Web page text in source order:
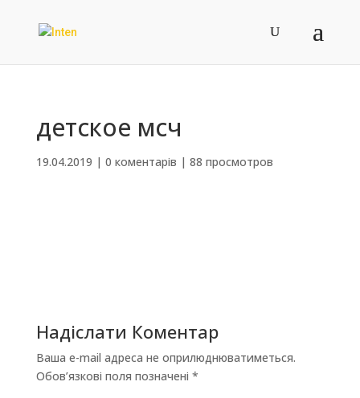
детское мсч
19.04.2019 | 0 коментарів | 88 просмотров
Надіслати Коментар
Ваша e-mail адреса не оприлюднюватиметься.
Обов’язкові поля позначені *